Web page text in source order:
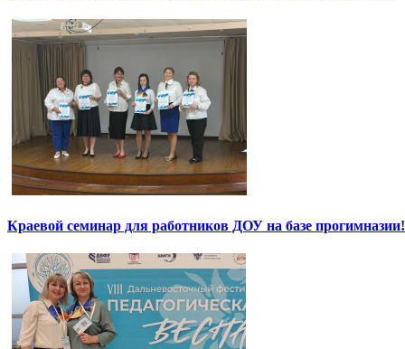
Краевой семинар для работников ДОУ на базе прогимназии!